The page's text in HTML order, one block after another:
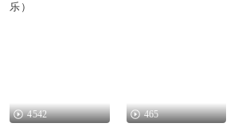
乐）
4542 465